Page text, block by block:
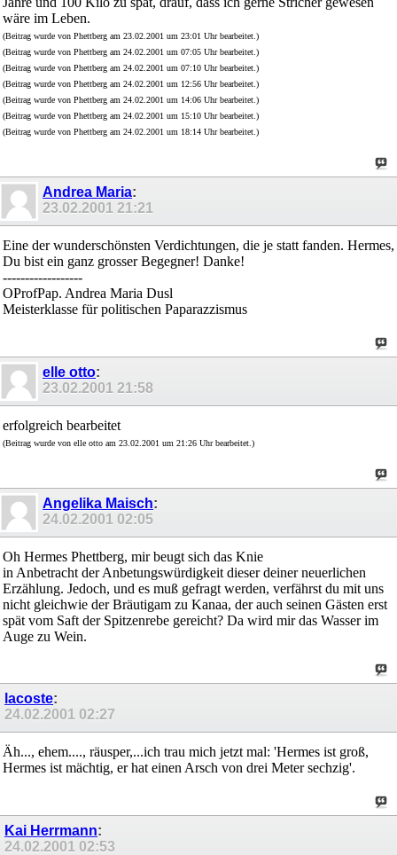
wäre im Leben.
(Beitrag wurde von Phettberg am 23.02.2001 um 23:01 Uhr bearbeitet.)
(Beitrag wurde von Phettberg am 24.02.2001 um 07:05 Uhr bearbeitet.)
(Beitrag wurde von Phettberg am 24.02.2001 um 07:10 Uhr bearbeitet.)
(Beitrag wurde von Phettberg am 24.02.2001 um 12:56 Uhr bearbeitet.)
(Beitrag wurde von Phettberg am 24.02.2001 um 14:06 Uhr bearbeitet.)
(Beitrag wurde von Phettberg am 24.02.2001 um 15:10 Uhr bearbeitet.)
(Beitrag wurde von Phettberg am 24.02.2001 um 18:14 Uhr bearbeitet.)
Andrea Maria:
23.02.2001 21:21
Eine der wunderschönsten Verdichtungen, die je statt fanden. Hermes,
Du bist ein ganz grosser Begegner! Danke!
------------------
OProfPap. Andrea Maria Dusl
Meisterklasse für politischen Paparazzismus
elle otto:
23.02.2001 21:58
erfolgreich bearbeitet
(Beitrag wurde von elle otto am 23.02.2001 um 21:26 Uhr bearbeitet.)
Angelika Maisch:
24.02.2001 02:05
Oh Hermes Phettberg, mir beugt sich das Knie
in Anbetracht der Anbetungswürdigkeit dieser deiner neuerlichen
Erzählung. Jedoch, und es muß gefragt werden, verfährst du mit uns
nicht gleichwie der Bräutigam zu Kanaa, der auch seinen Gästen erst
spät vom Saft der Spitzenrebe gereicht? Da wird mir das Wasser im
Auge zu Wein.
lacoste:
24.02.2001 02:27
Äh..., ehem...., räusper,...ich trau mich jetzt mal: 'Hermes ist groß,
Hermes ist mächtig, er hat einen Arsch von drei Meter sechzig'.
Kai Herrmann:
24.02.2001 02:53